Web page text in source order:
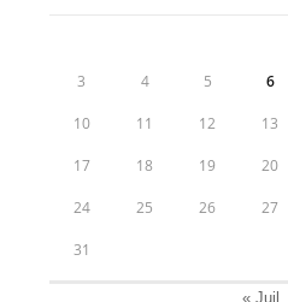
3 4 5 6
10 11 12 13
17 18 19 20
24 25 26 27
31
« Juil